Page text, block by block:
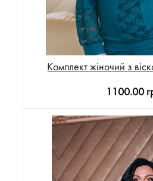
Комплект жіночий з
1100.00